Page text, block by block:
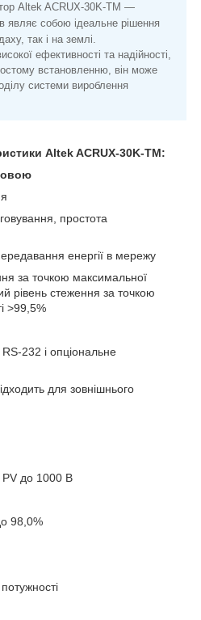
Altek ACRUX-30K-TM —
являє собою ідеальне рішення
так і на землі.
ефективності та надійності,
встановленню, він може
системи вироблення
Altek ACRUX-30K-TM:
простота
енергії в мережу
за точкою максимальної
рівень стеження за точкою
>99,5%
232 і опціональне
для зовнішнього
до 1000 В
98,0%